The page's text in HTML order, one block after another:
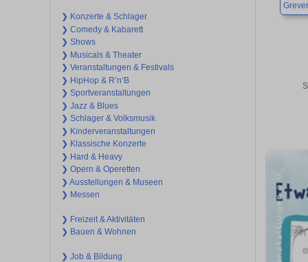
❯ Konzerte & Schlager
❯ Comedy & Kabarett
❯ Shows
❯ Musicals & Theater
❯ Veranstaltungen & Festivals
❯ HipHop & R’n‘B
❯ Sportveranstaltungen
❯ Jazz & Blues
❯ Schlager & Volksmusik
❯ Kinderveranstaltungen
❯ Klassische Konzerte
❯ Hard & Heavy
❯ Opern & Operetten
❯ Ausstellungen & Museen
❯ Messen
❯ Freizeit & Aktivitäten
❯ Bauen & Wohnen
❯ Job & Bildung